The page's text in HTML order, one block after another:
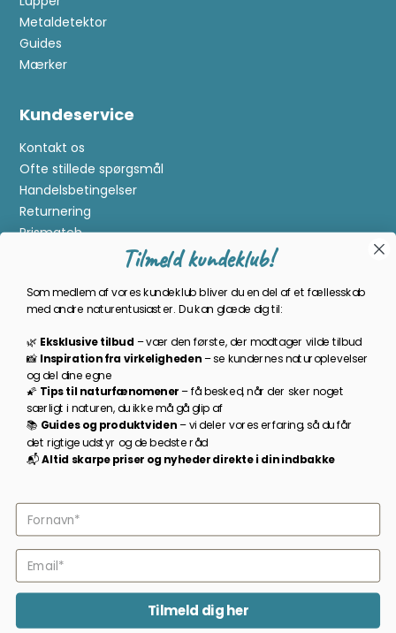
Metaldetektor
Guides
Mærker
Kundeservice
Kontakt os
Ofte stillede spørgsmål
Handelsbetingelser
Returnering
Prismatch
Om Kikkertland
Bliv en del af kundeklubben
Som medlem bliver du opdateret på nyheder, månedens
prisbasker, spændende kampagner og meget mere!
TILMELD NYHEDSBREV
2026 © Kikkertland.
CVR-nummer: 43080725
Tilmeld kundeklub!
Som medlem af vores kundeklub bliver du en del af et fællesskab
med andre naturentusiaster. Du kan glæde dig til:
🌿 Eksklusive tilbud –vær den første, der modtager vilde tilbud
📸 Inspirationfra virkeligheden–se kundernesnaturoplevelser
ogdel dineegne
🌠 Tipstil naturfænomener–fåbesked,nårder sker noget
særligti naturen,duikkemågåglipaf
📚 Guidesog produktviden–videlervoreserfaring,sådufår
detrigtigeudstyr ogdebedsteråd
📬Altid skarpe priser og nyhederdirektei dinindbakke
Tilmeld dig her